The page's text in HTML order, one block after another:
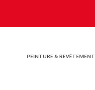
PEINTURE & REVÊTEMENT